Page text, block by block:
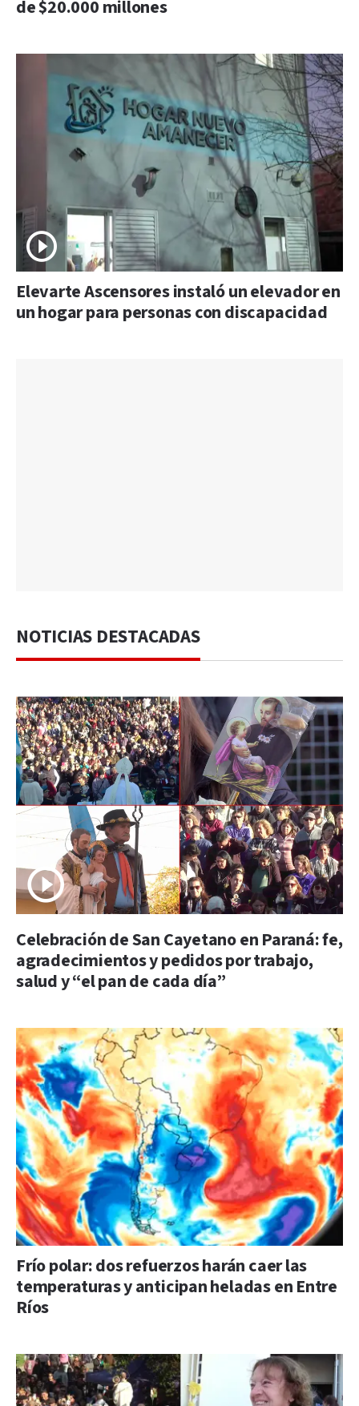
de $20.000 millones
Elevarte Ascensores instaló un elevador en
un hogar para personas con discapacidad
NOTICIAS DESTACADAS
Celebración de San Cayetano en Paraná: fe,
agradecimientos y pedidos por trabajo,
salud y “el pan de cada día”
Frío polar: dos refuerzos harán caer las
temperaturas y anticipan heladas en Entre
Ríos